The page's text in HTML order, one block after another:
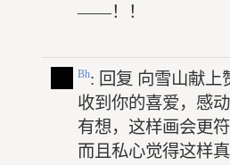
——！！
Bh: 回复 向雪山献上
收到你的喜爱，感
有想，这样画会更
而且私心觉得这样